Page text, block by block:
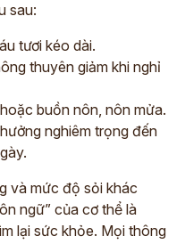
sau:
tươi kéo dài.
thuyên giảm khi nghỉ
buồn nôn, nôn mửa.
nghiêm trọng đến
và mức độ sỏi khác
ngữ” của cơ thể là
lại sức khỏe. Mọi thông
*
*